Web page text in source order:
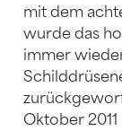
mit dem
wurde das
immer
Oktober 2011